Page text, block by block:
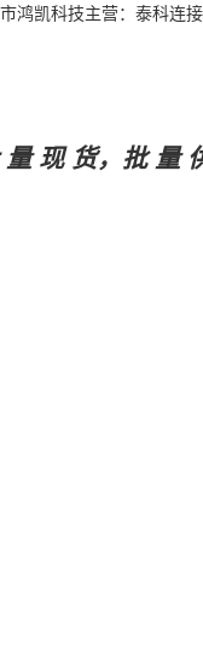
鸿凯科技主营：泰科连
量 现 货，批 量